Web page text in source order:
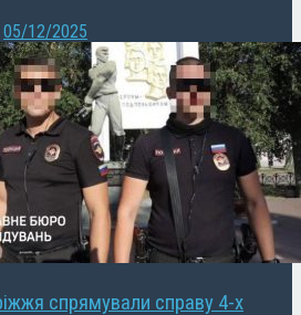
05/12/2025
спрямували справу 4-х